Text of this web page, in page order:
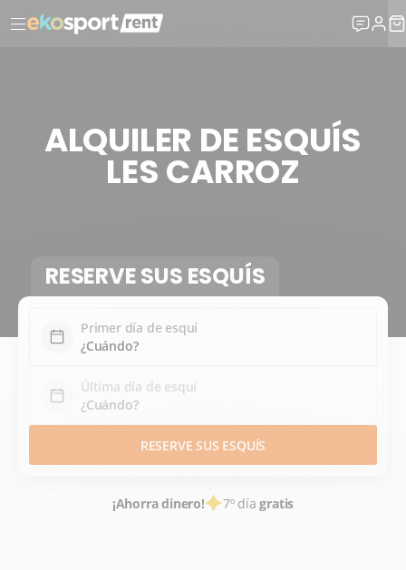
ALQUILER DE ESQUÍS
LES CARROZ
RESERVE SUS ESQUÍS
Primer día de esquí
Última día de esquí
RESERVE SUS ESQUÍS
¡Ahorra dinero! 7º díagratis